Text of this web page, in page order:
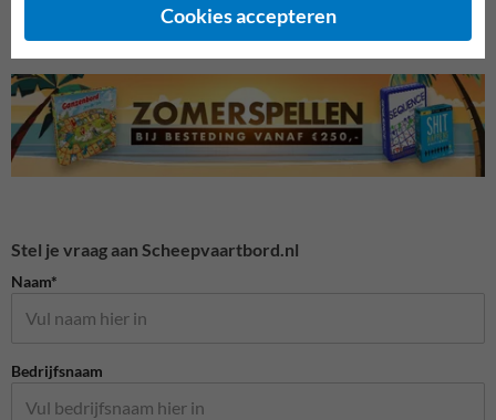
Eigen terrein borden
Stel je vraag aan Scheepvaartbord.nl
Naam*
Bedrijfsnaam
Cookies accepteren